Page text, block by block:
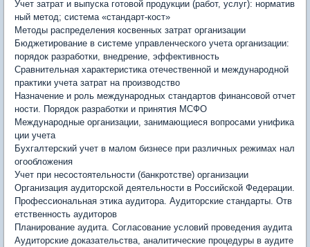
Учет затрат и выпуска готовой продукции (работ, услуг): норматив
ный метод; система «стандарт-кост»
Методы распределения косвенных затрат организации
Бюджетирование в системе управленческого учета организации:
порядок разработки, внедрение, эффективность
Сравнительная характеристика отечественной и международной
практики учета затрат на производство
Назначение и роль международных стандартов финансовой отчет
ности. Порядок разработки и принятия МСФО
Международные организации, занимающиеся вопросами унифика
ции учета
Бухгалтерский учет в малом бизнесе при различных режимах нал
огообложения
Учет при несостоятельности (банкротстве) организации
Организация аудиторской деятельности в Российской Федерации.
Профессиональная этика аудитора. Аудиторские стандарты. Отв
етственность аудиторов
Планирование аудита. Согласование условий проведения аудита
Аудиторские доказательства, аналитические процедуры в аудите